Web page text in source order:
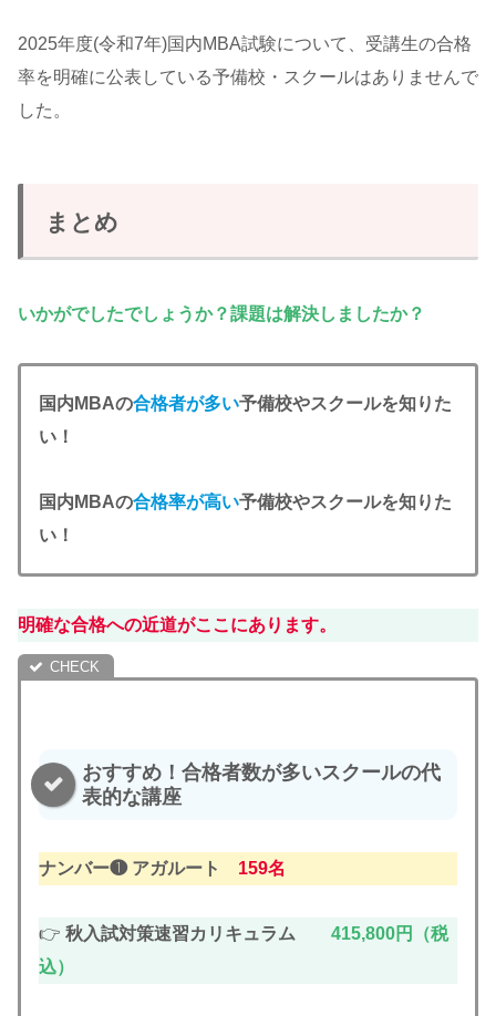
2025年度(令和7年)国内MBA試験について、受講生の合格
率を明確に公表している予備校・スクールはありませんで
した。
まとめ
いかがでしたでしょうか？課題は解決しましたか？
国内MBAの合格者が多い予備校やスクールを知りた
い！
国内MBAの合格率が高い予備校やスクールを知りた
い！
明確な合格への近道がここにあります。
おすすめ！合格者数が多いスクールの代
表的な講座
ナンバー❶ アガルート 159名
👉 秋入試対策速習カリキュラム 415,800円（税
込）